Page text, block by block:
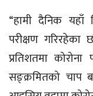
“हामी दैनिक यहाँ
परीक्षण
प्रतिशतमा
सङ्क्रमितको चाप